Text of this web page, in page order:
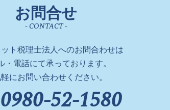
お問合せ
- CONTACT -
ト税理士法人へのお問合わせは
・電話にて承っております。
にお問い合わせください。
0980-52-1580